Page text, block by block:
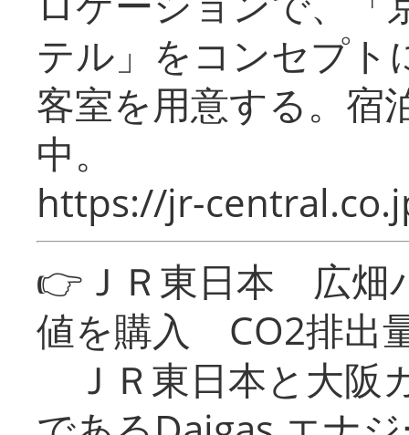
テル」をコンセプト
客室を用意する。宿
中。
https://jr-
👉ＪＲ東日本 広畑
値を購入 CO2排出
ＪＲ東日本と大阪